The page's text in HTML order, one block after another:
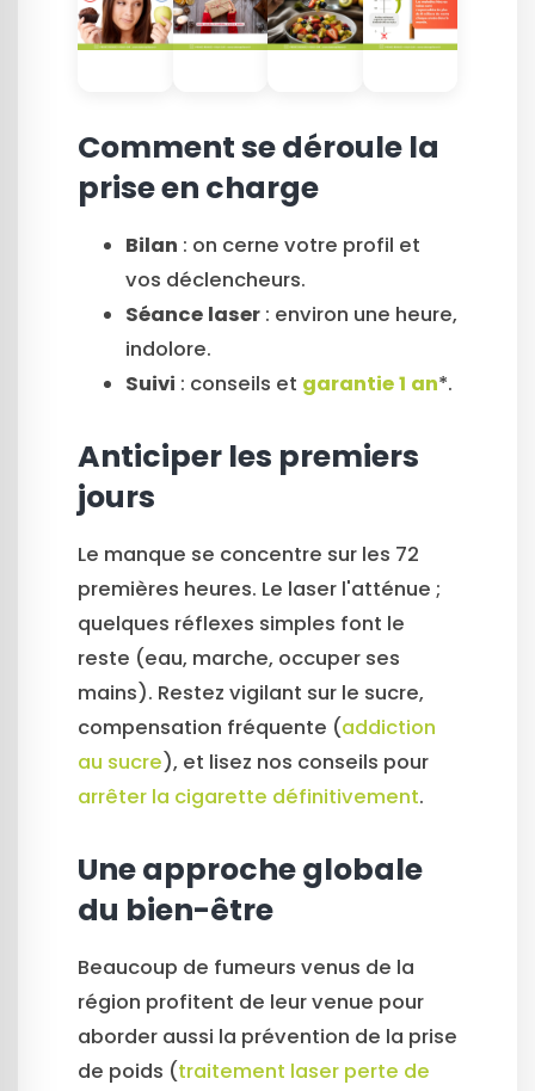
Comment se déroule la
prise en charge
Bilan : on cerne votre profil et
vos déclencheurs.
Séance laser : environ une heure,
indolore.
Suivi : conseils et garantie 1 an*.
Anticiper les premiers
jours
Le manque se concentre sur les 72
premières heures. Le laser l'atténue ;
quelques réflexes simples font le
reste (eau, marche, occuper ses
mains). Restez vigilant sur le sucre,
compensation fréquente (addiction
au sucre), et lisez nos conseils pour
arrêter la cigarette définitivement.
Une approche globale
du bien-être
Beaucoup de fumeurs venus de la
région profitent de leur venue pour
aborder aussi la prévention de la prise
de poids (traitement laser perte de